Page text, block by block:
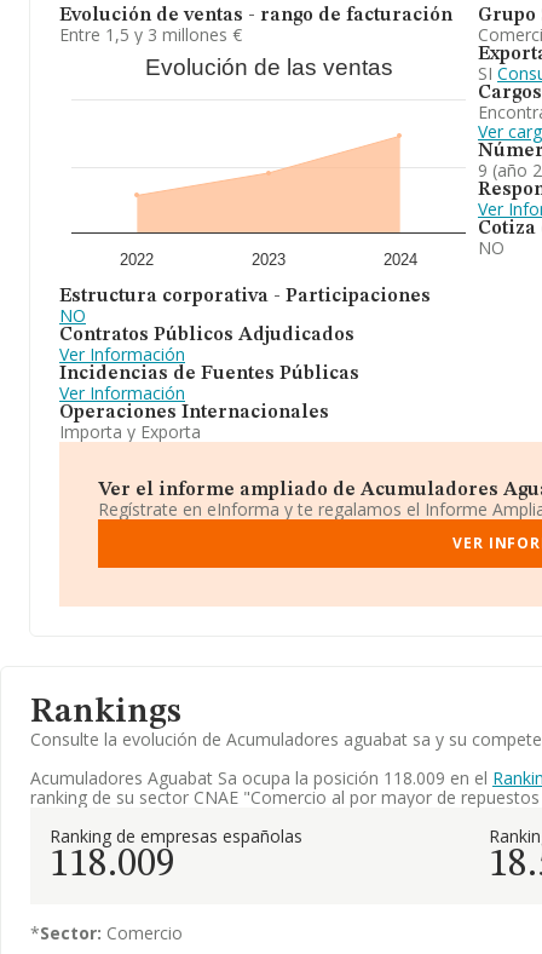
Evolución de ventas - rango de facturación
Entre 1,5 y 3 millones €
Evolución de las ventas
2022 2023 2024
Estructura corporativa - Participaciones
NO
Contratos Públicos Adjudicados
Ver Información
Incidencias de Fuentes Públicas
Ver Información
Operaciones Internacionales
Importa y Exporta
Grupo
SI
Cargos
Ver
9 (año
Ver
Cotiza
NO
Ver el informe ampliado de Acumuladores
Regístrate en eInforma y te regalamos el Informe
VER
Rankings
Consulte la evolución de Acumuladores aguabat sa y su
Acumuladores Aguabat Sa ocupa la posición 118.009 en el
ranking de su sector CNAE "Comercio al por mayor de
Ranking de empresas españolas
118.009
*Sector: Comercio